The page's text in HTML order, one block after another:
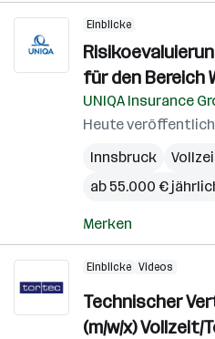
Einblicke
für den Bereich
UNIQA Insurance
Heute
Innsbruck
ab 55.000 €
Merken
Einblicke Videos
Technischer
(m/w/x) Vollzeit/